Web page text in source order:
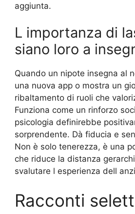
aggiunta.
L importanza di
siano loro a
Quando un nipote insegna al
una nuova app o mostra un
ribaltamento di ruoli che
Funziona come un rinforzo
psicologia definirebbe
sorprendente. Dà fiducia e
Non è solo tenerezza, è una
che riduce la distanza
svalutare l esperienza dell
Racconti